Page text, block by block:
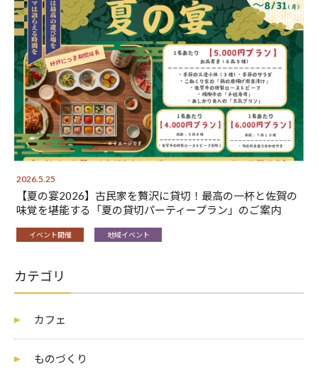
2026.5.25
【夏の宴2026】古民家を贅沢に貸切！最高の一杯と佐賀の
味覚を堪能する「夏の貸切パーティープラン」のご案内
イベント開催 地域イベント
カテゴリ
カフェ
ものづくり